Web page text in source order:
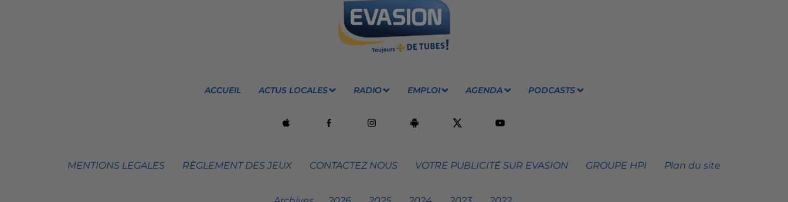
ACCUEIL ACTUS LOCALES RADIO EMPLOI AGENDA PODCASTS
MENTIONS LEGALES RÈGLEMENT DES JEUX CONTACTEZ NOUS VOTRE PUBLICITÉ SUR EVASION GROUPE HPI Plan du site